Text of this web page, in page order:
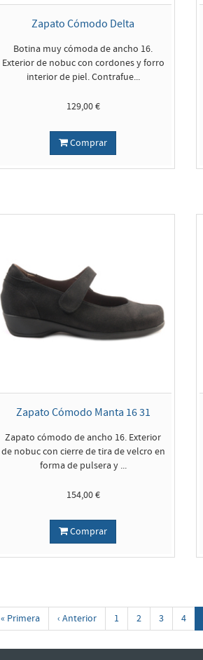
Zapato Cómodo Delta
Botina muy cómoda de ancho 16.
Exterior de nobuc con cordones y forro
interior de piel. Contrafue...
129,00 €
Comprar
Zapato Cómodo Manta 16 31
Zapato cómodo de ancho 16. Exterior
de nobuc con cierre de tira de velcro en
forma de pulsera y ...
154,00 €
Comprar
« Primera ‹ Anterior 1 2 3 4